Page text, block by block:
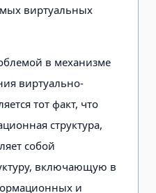
виртуальных
в механизме
виртуально-
тот факт, что
структура,
собой
включающую в
и